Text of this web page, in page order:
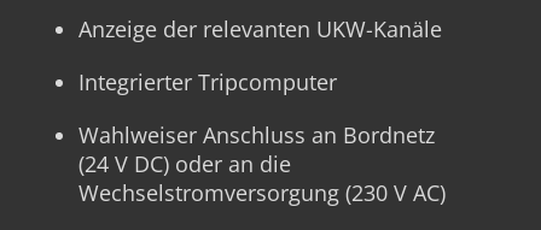
Anzeige der relevanten UKW-Kanäle
Integrierter Tripcomputer
Wahlweiser Anschluss an Bordnetz
(24 V DC) oder an die
Wechselstromversorgung (230 V AC)